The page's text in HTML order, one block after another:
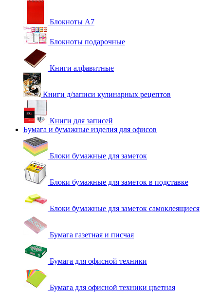
Блокноты А7
Блокноты подарочные
Книги алфавитные
Книги д/записи кулинарных рецептов
Книги для записей
Бумага и бумажные изделия для офисов
Блоки бумажные для заметок
Блоки бумажные для заметок в подставке
Блоки бумажные для заметок самоклеящиеся
Бумага газетная и писчая
Бумага для офисной техники
Бумага для офисной техники цветная